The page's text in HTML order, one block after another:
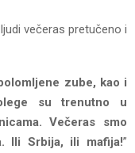
večeras pretučeno i
zube, kao i
su trenutno u
Večeras smo
Ili Srbija, ili mafija!”